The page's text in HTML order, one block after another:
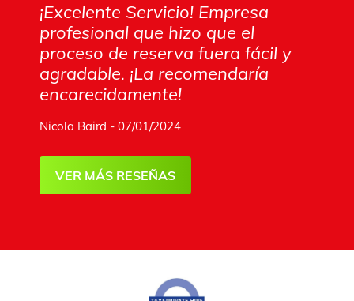
¡Excelente Servicio! Empresa
profesional que hizo que el
proceso de reserva fuera fácil y
agradable. ¡La recomendaría
encarecidamente!
Nicola Baird - 07/01/2024
VER MÁS RESEÑAS